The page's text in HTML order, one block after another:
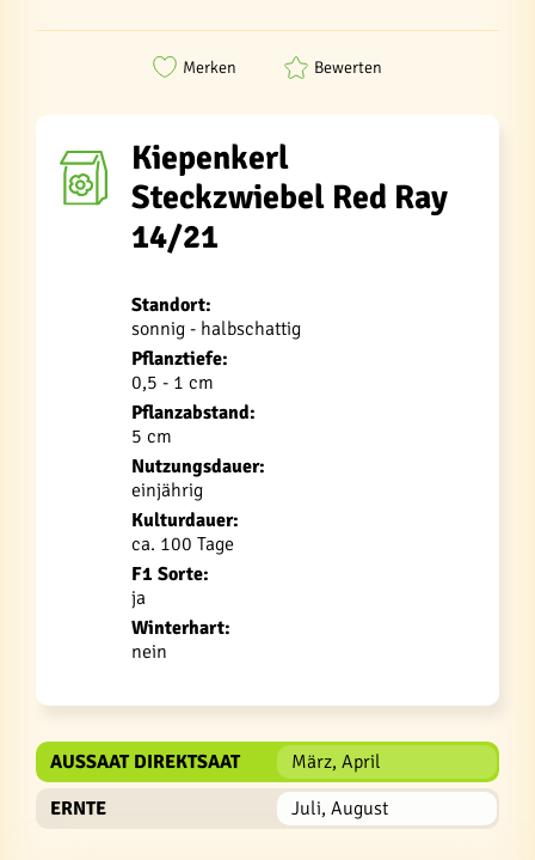
Merken Bewerten
Kiepenkerl
Steckzwiebel Red Ray
14/21
Standort:
sonnig - halbschattig
Pflanztiefe:
0,5 - 1 cm
Pflanzabstand:
5 cm
Nutzungsdauer:
einjährig
Kulturdauer:
ca. 100 Tage
F1 Sorte:
ja
Winterhart:
nein
AUSSAAT DIREKTSAAT
März, April
ERNTE
Juli, August